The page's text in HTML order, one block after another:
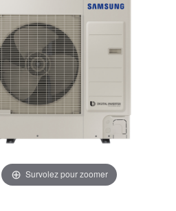
Survolez pour zoomer